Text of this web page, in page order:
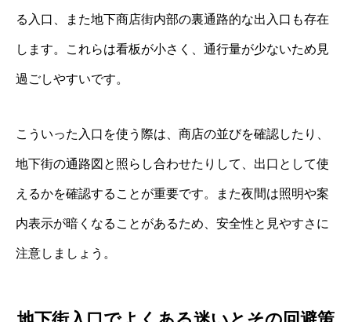
る入口、また地下商店街内部の裏通路的な出入口も存在
します。これらは看板が小さく、通行量が少ないため見
過ごしやすいです。
こういった入口を使う際は、商店の並びを確認したり、
地下街の通路図と照らし合わせたりして、出口として使
えるかを確認することが重要です。また夜間は照明や案
内表示が暗くなることがあるため、安全性と見やすさに
注意しましょう。